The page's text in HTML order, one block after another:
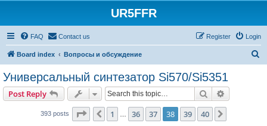
UR5FFR
FAQ Contact us Login
Register
Board index Вопросы и обсуждение
Универсальный синтезатор Si570/Si5351
Post Reply Search
393 posts Page 38 of 40
Previous
1 36 37 38 39 40